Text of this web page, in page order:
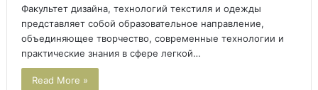
Факультет дизайна, технологий текстиля и одежды
представляет собой образовательное направление,
объединяющее творчество, современные технологии и
практические знания в сфере легкой…
Read More »